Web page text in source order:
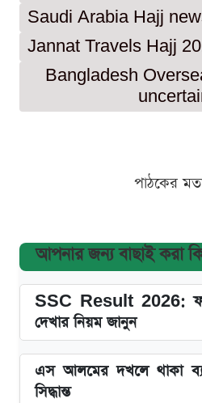
Saudi Arabia Hajj
Jannat Travels Hajj
Bangladesh
পাঠকের
আপনার জন্য বাছাই করা
SSC Result 2026: ফল
দেখার নিয়ম জানুন
এস আলমের দখলে থাকা
সিদ্ধান্ত